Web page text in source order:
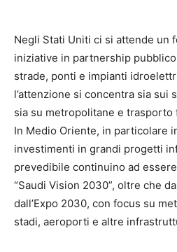
Negli Stati Uniti ci si attende un
iniziative in partnership
strade, ponti e impianti
l’attenzione si concentra sia sui
sia su metropolitane e
In Medio Oriente, in particolare
investimenti in grandi progetti
prevedibile continuino ad
“Saudi Vision 2030”, oltre che
dall’Expo 2030, con focus su
stadi, aeroporti e altre